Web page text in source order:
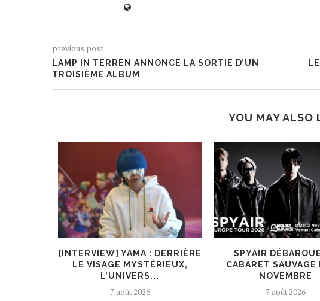
previous post
LAMP IN TERREN ANNONCE LA SORTIE D’UN
TROISIÈME ALBUM
YOU MAY ALSO
[INTERVIEW] YAMA : DERRIÈRE
LE VISAGE MYSTÉRIEUX,
L’UNIVERS...
7 août 2026
SPYAIR
CABARET SAUVAGE
NOVEMBRE
7 août 2026